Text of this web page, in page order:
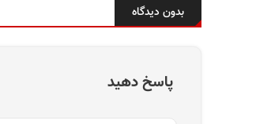
بدون دیدگاه
پاسخ دهید